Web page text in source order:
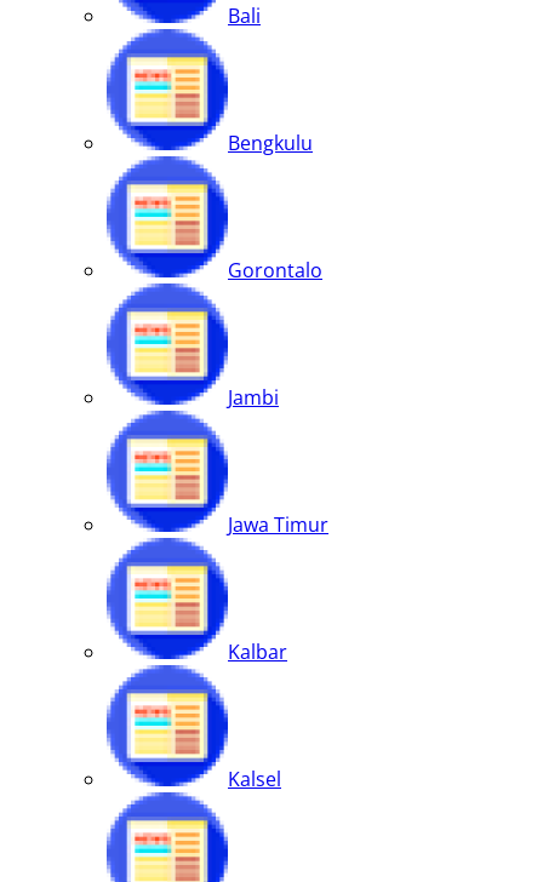
Bali
Bengkulu
Gorontalo
Jambi
Jawa Timur
Kalbar
Kalsel